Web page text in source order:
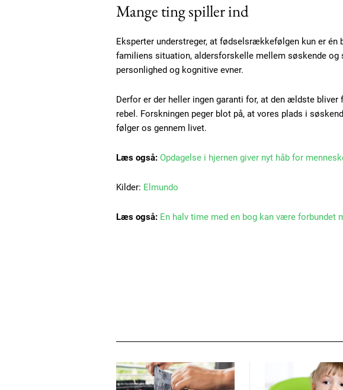
Mange ting spiller ind
Eksperter understreger, at fødselsrækkefølgen kun er én
familiens situation, aldersforskelle mellem søskende og
personlighed og kognitive evner.
Derfor er der heller ingen garanti for, at den ældste
rebel. Forskningen peger blot på, at vores plads i
følger os gennem livet.
Læs også: Opdagelse i hjernen giver nyt håb for
Kilder: Elmundo
Læs også: En halv time med en bog kan være forbundet